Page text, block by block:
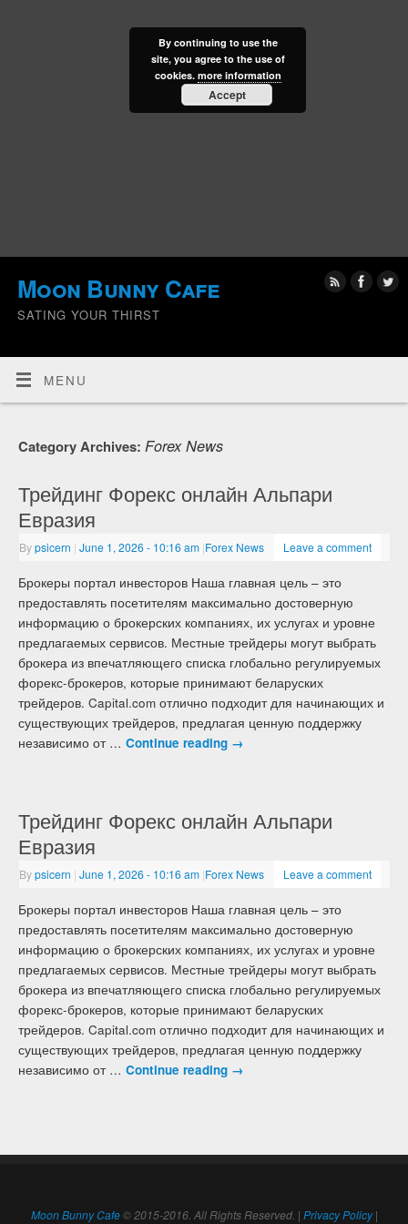
Moon Bunny Cafe
SATING YOUR THIRST
MENU
Category Archives:Forex News
Трейдинг Форекс онлайн Альпари
Евразия
Bypsicern | June 1, 2026- 10:16 am |Forex News Leave a comment
Брокеры портал инвесторов Наша главная цель – это
предоставлять посетителям максимально достоверную
информацию о брокерских компаниях, их услугах и уровне
предлагаемых сервисов. Местные трейдеры могут выбрать
брокера из впечатляющего списка глобально регулируемых
форекс-брокеров, которые принимают беларуских
трейдеров. Capital.com отлично подходит для начинающих и
существующих трейдеров, предлагая ценную поддержку
независимо от …Continue reading →
Трейдинг Форекс онлайн Альпари
Евразия
Bypsicern | June 1, 2026- 10:16 am |Forex News Leave a comment
Брокеры портал инвесторов Наша главная цель – это
предоставлять посетителям максимально достоверную
информацию о брокерских компаниях, их услугах и уровне
предлагаемых сервисов. Местные трейдеры могут выбрать
брокера из впечатляющего списка глобально регулируемых
форекс-брокеров, которые принимают беларуских
трейдеров. Capital.com отлично подходит для начинающих и
существующих трейдеров, предлагая ценную поддержку
независимо от …Continue reading →
Moon Bunny Cafe© 2015-2016. All Rights Reserved. | Privacy Policy|
By continuing to use the
site, you agree to the use of
cookies. more information
Accept